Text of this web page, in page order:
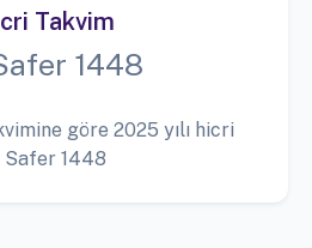
Takvim
1448
göre 2025 yılı hicri
Safer 1448